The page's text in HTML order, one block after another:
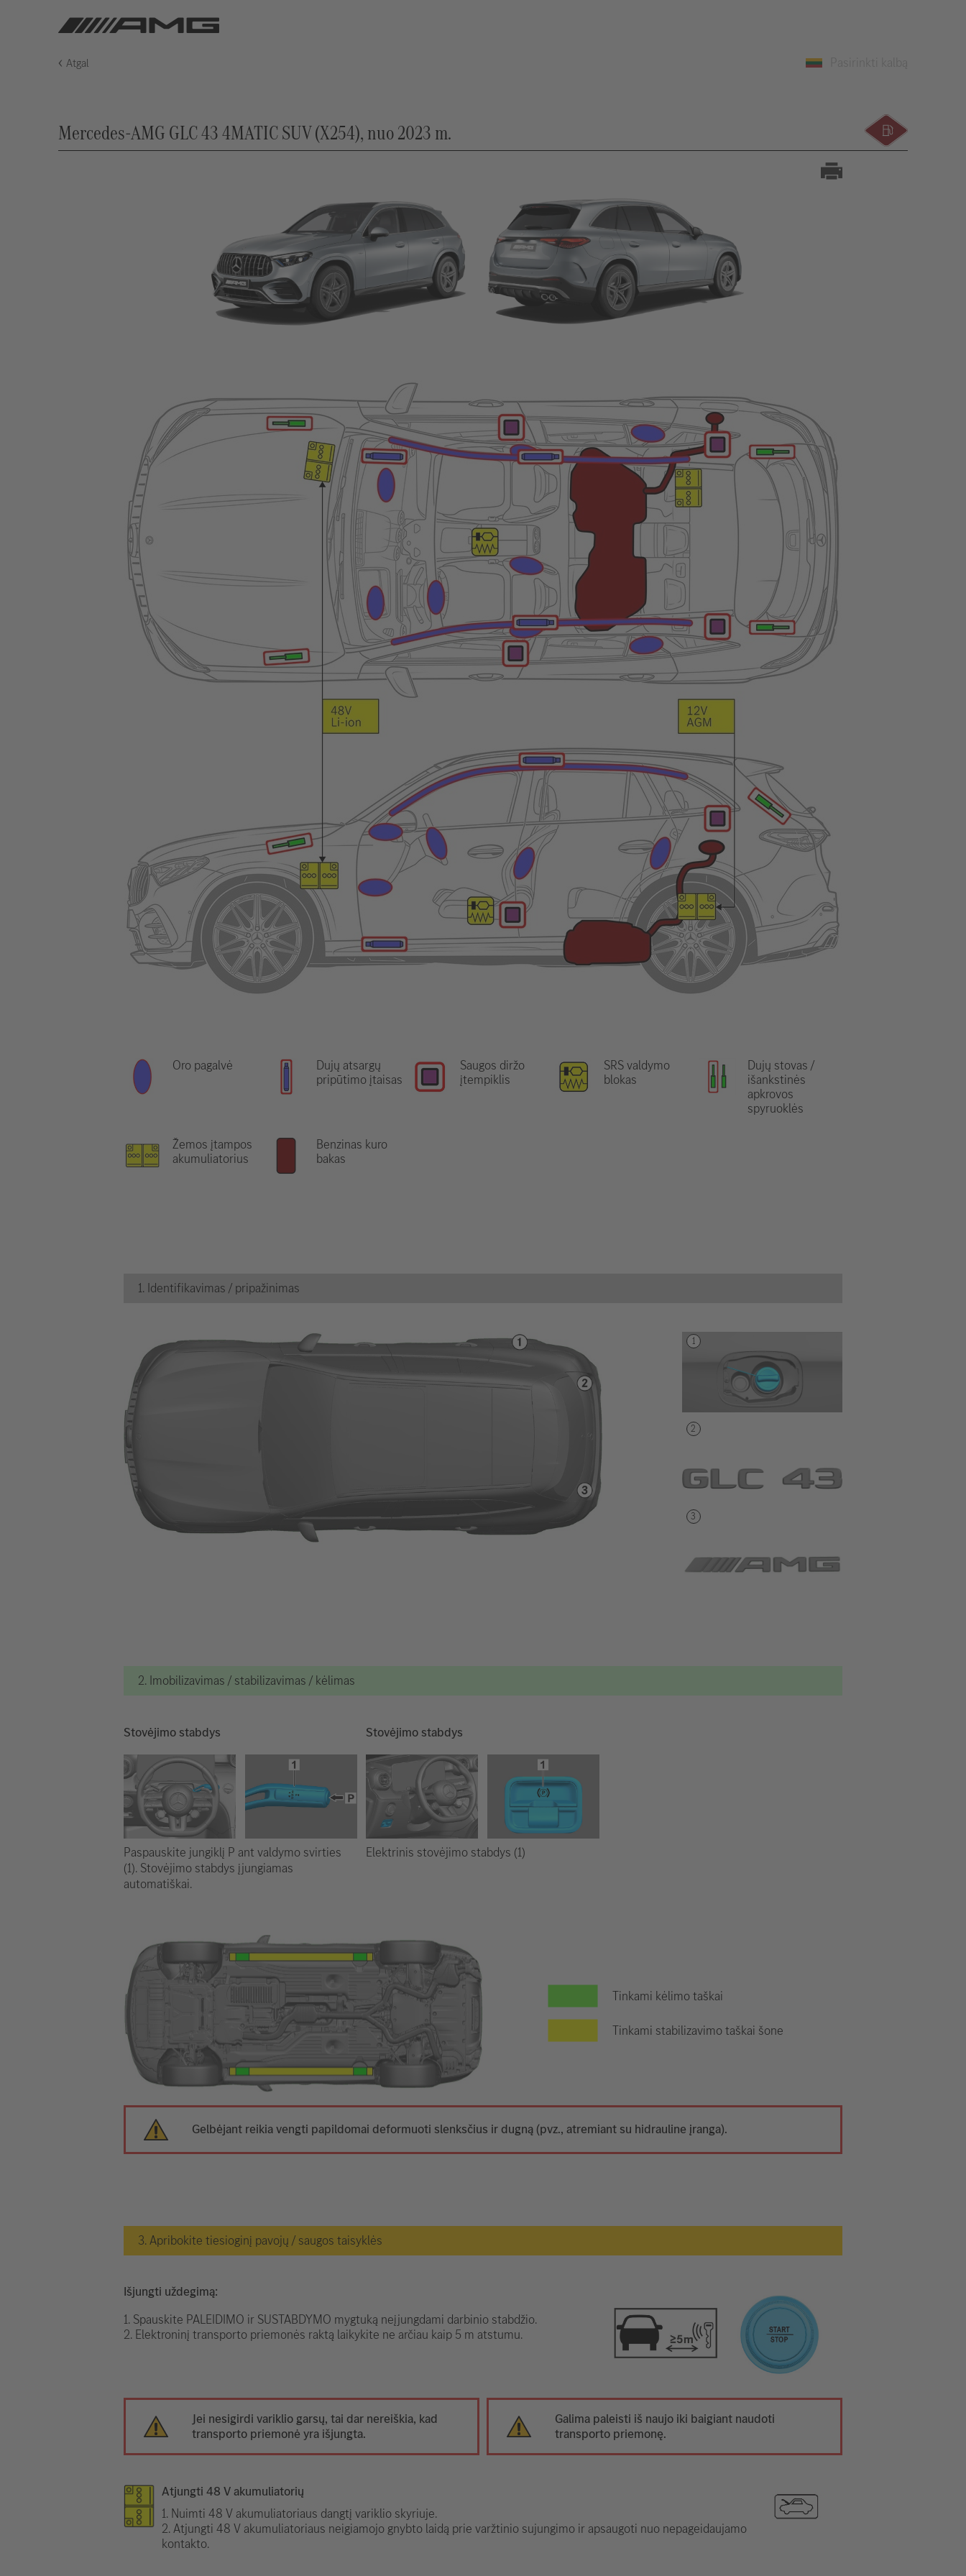
Atgal
Mercedes-AMG GLC 43 4MATIC SUV (X254), nuo 2023 m.
Oro pagalvė
Dujų atsargų
pripūtimo įtaisas
Saugos diržo
įtempiklis
SRS valdymo
blokas
Dujų stovas /
išankstinės
apkrovos
spyruoklės
Žemos įtampos
akumuliatorius
Benzinas kuro
bakas
1. Identifikavimas / pripažinimas
2. Imobilizavimas / stabilizavimas / kėlimas
Stovėjimo stabdys
Paspauskite jungiklį P ant valdymo svirties
(1). Stovėjimo stabdys įjungiamas
automatiškai.
Stovėjimo stabdys
Elektrinis stovėjimo stabdys (1)
Tinkami kėlimo taškai
Tinkami stabilizavimo taškai šone
Gelbėjant reikia vengti papildomai deformuoti slenksčius ir dugną (pvz., atremiant su hidrauline įranga).
3. Apribokite tiesioginį pavojų / saugos taisyklės
Išjungti uždegimą:
1. Spauskite PALEIDIMO ir SUSTABDYMO mygtuką neįjungdami darbinio stabdžio.
2. Elektroninį transporto priemonės raktą laikykite ne arčiau kaip 5 m atstumu.
Jei nesigirdi variklio garsų, tai dar nereiškia, kad
transporto priemonė yra išjungta.
Galima paleisti iš naujo iki baigiant naudoti
transporto priemonę.
Atjungti 48 V akumuliatorių
1. Nuimti 48 V akumuliatoriaus dangtį variklio skyriuje.
2. Atjungti 48 V akumuliatoriaus neigiamojo gnybto laidą prie varžtinio sujungimo ir apsaugoti nuo nepageidaujamo
kontakto.